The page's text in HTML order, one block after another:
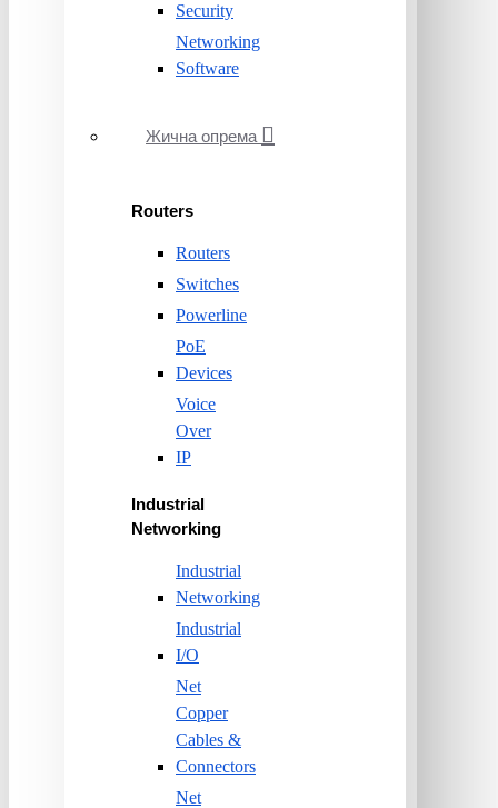
Security
Networking
Software
Жична опрема
Routers
Routers
Switches
Powerline
PoE
Devices
Voice
Over
IP
Industrial
Networking
Industrial
Networking
Industrial
I/O
Net
Copper
Cables &
Connectors
Net